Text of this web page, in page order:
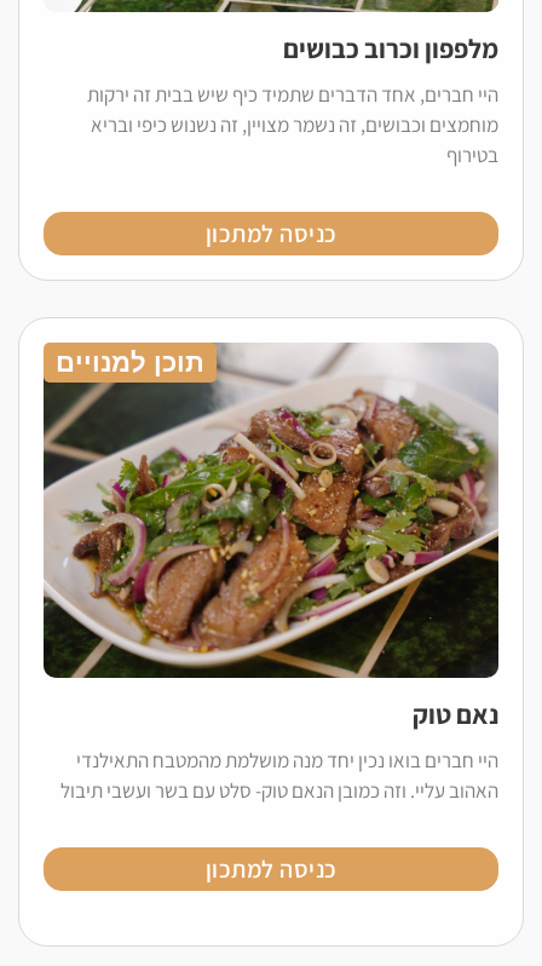
מלפפון וכרוב כבושים
היי חברים, אחד הדברים שתמיד כיף שיש בבית זה ירקות
מוחמצים וכבושים, זה נשמר מצויין, זה נשנוש כיפי ובריא
בטירוף
כניסה למתכון
תוכן למנויים
נאם טוק
היי חברים בואו נכין יחד מנה מושלמת מהמטבח התאילנדי
האהוב עליי. וזה כמובן הנאם טוק- סלט עם בשר ועשבי תיבול
כניסה למתכון